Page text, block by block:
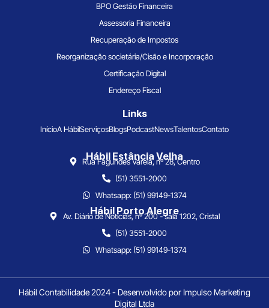
BPO Gestão Financeira
Assessoria Financeira
Recuperação de Impostos
Reorganização societária/Cisão e Incorporação
Certificação Digital
Endereço Fiscal
Links
InícioA HábilServiçosBlogsPodcastNewsTalentosContato
Hábil Estância Velha
Rua Fagundes Varela, nº 28, Centro
(51) 3551-2000
Whatsapp: (51) 99149-1374
Hábil Porto Alegre
Av. Diário de Notícias, nº 200 - sala 1202, Cristal
(51) 3551-2000
Whatsapp: (51) 99149-1374
Hábil Contabilidade 2024 - Desenvolvido por Impulso Marketing
Digital Ltda